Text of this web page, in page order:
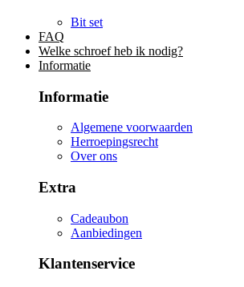
Bit set
FAQ
Welke schroef heb ik nodig?
Informatie
Informatie
Algemene voorwaarden
Herroepingsrecht
Over ons
Extra
Cadeaubon
Aanbiedingen
Klantenservice